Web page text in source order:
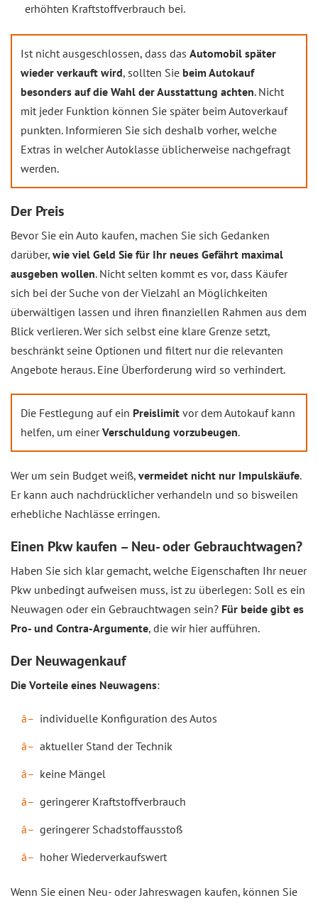
erhöhten Kraftstoffverbrauch bei.
Ist nicht ausgeschlossen, dass das Automobil später
wieder verkauft wird, sollten Sie beim Autokauf
besonders auf die Wahl der Ausstattung achten. Nicht
mit jeder Funktion können Sie später beim Autoverkauf
punkten. Informieren Sie sich deshalb vorher, welche
Extras in welcher Autoklasse üblicherweise nachgefragt
werden.
Der Preis
Bevor Sie ein Auto kaufen, machen Sie sich Gedanken
darüber, wie viel Geld Sie für Ihr neues Gefährt maximal
ausgeben wollen. Nicht selten kommt es vor, dass Käufer
sich bei der Suche von der Vielzahl an Möglichkeiten
überwältigen lassen und ihren finanziellen Rahmen aus dem
Blick verlieren. Wer sich selbst eine klare Grenze setzt,
beschränkt seine Optionen und filtert nur die relevanten
Angebote heraus. Eine Überforderung wird so verhindert.
Die Festlegung auf ein Preislimit vor dem Autokauf kann
helfen, um einerVerschuldung vorzubeugen.
Wer um sein Budget weiß, vermeidet nicht nur Impulskäufe.
Er kann auch nachdrücklicher verhandeln und so bisweilen
erhebliche Nachlässe erringen.
Einen Pkw kaufen – Neu- oder Gebrauchtwagen?
Haben Sie sich klar gemacht, welche Eigenschaften Ihr neuer
Pkw unbedingt aufweisen muss, ist zu überlegen: Soll es ein
Neuwagen oder ein Gebrauchtwagen sein? Für beide gibt es
Pro- und Contra-Argumente, die wir hier aufführen.
Der Neuwagenkauf
Die Vorteile eines Neuwagens:
individuelle Konfiguration des Autos
aktueller Stand der Technik
keine Mängel
geringerer Kraftstoffverbrauch
geringerer Schadstoffausstoß
hoher Wiederverkaufswert
Wenn Sie einen Neu- oder Jahreswagen kaufen, können Sie